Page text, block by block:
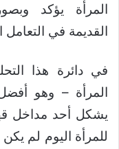
المرأة يؤكد
القديمة في التعامل
في دائرة هذا
المرأة – وهو
يشكل أحد مداخل
للمرأة اليوم لم